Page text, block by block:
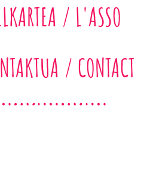
/ L'ASSO
/ CONTACT